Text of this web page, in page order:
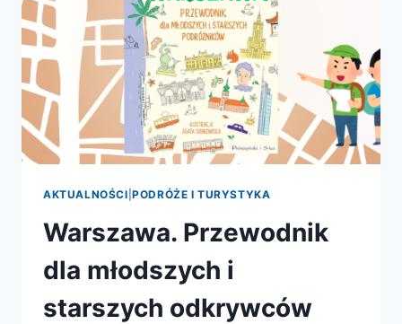
AKTUALNOŚCI |PODRÓŻE I TURYSTYKA
Warszawa. Przewodnik
dla młodszych i
starszych odkrywców